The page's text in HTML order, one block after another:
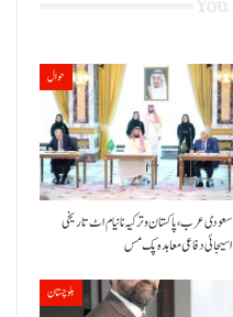
حوال
سعودی عرب، پاکستان و ترکیہ نا نیام اٹ تاریخی
اسیجائی دفاعی معاہدہ پک مس
بلوچستان